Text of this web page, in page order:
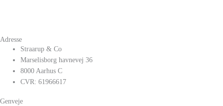
Adresse
Straarup & Co
Marselisborg havnevej 36
8000 Aarhus C
CVR: 61966617
Genveje